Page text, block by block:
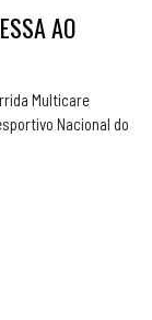
AO
Multicare
Nacional do